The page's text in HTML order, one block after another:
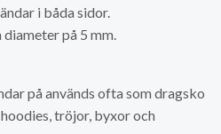
i båda sidor.
på 5 mm.
på används ofta som dragsko
tröjor, byxor och